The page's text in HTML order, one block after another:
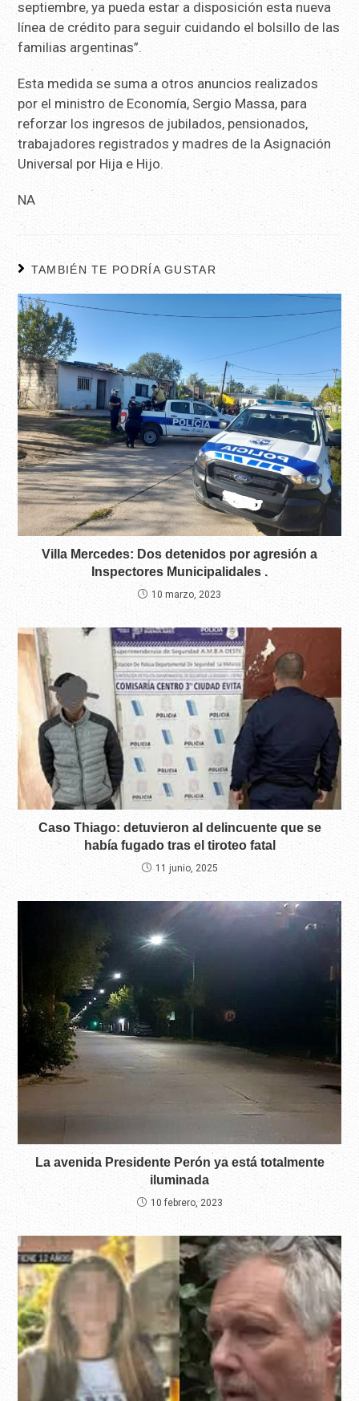
septiembre, ya pueda estar a disposición esta nueva
línea de crédito para seguir cuidando el bolsillo de las
familias argentinas”.
Esta medida se suma a otros anuncios realizados
por el ministro de Economía, Sergio Massa, para
reforzar los ingresos de jubilados, pensionados,
trabajadores registrados y madres de la Asignación
Universal por Hija e Hijo.
NA
TAMBIÉN TE PODRÍA GUSTAR
Villa Mercedes: Dos detenidos por agresión a
Inspectores Municipalidales .
10 marzo, 2023
Caso Thiago: detuvieron al delincuente que se
había fugado tras el tiroteo fatal
11 junio, 2025
La avenida Presidente Perón ya está totalmente
iluminada
10 febrero, 2023